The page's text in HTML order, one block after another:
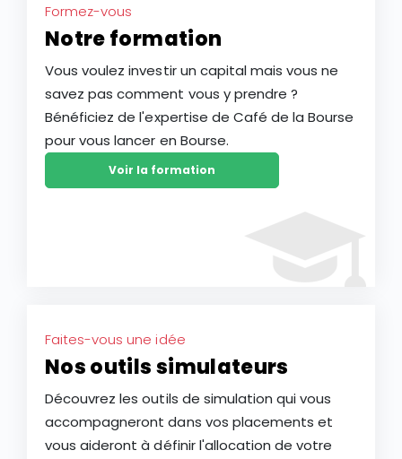
Formez-vous
Notre formation
Vous voulez investir un capital mais vous ne
savez pas comment vous y prendre ?
Bénéficiez de l'expertise de Café de la Bourse
pour vous lancer en Bourse.
Voir la formation
Faites-vous une idée
Nos outils simulateurs
Découvrez les outils de simulation qui vous
accompagneront dans vos placements et
vous aideront à définir l'allocation de votre